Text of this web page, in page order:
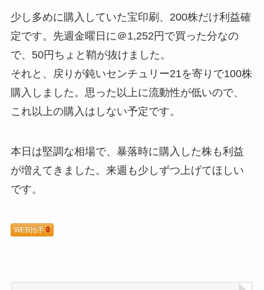
少し多めに購入していた宝印刷、200株だけ利益確
定です。先週金曜日に＠1,252円で買った分なの
で、50円ちょと鞘が抜けました。
それと、戻りが鈍いセンチュリー21を寄りで100株
購入しました。思った以上に流動性が低いので、
これ以上の購入はしない予定です。
本日は堅調な相場で、暴落時に購入した株も利益
が増えてきました。来週も少しずつ上げてほしい
です。
WEB拍手 0